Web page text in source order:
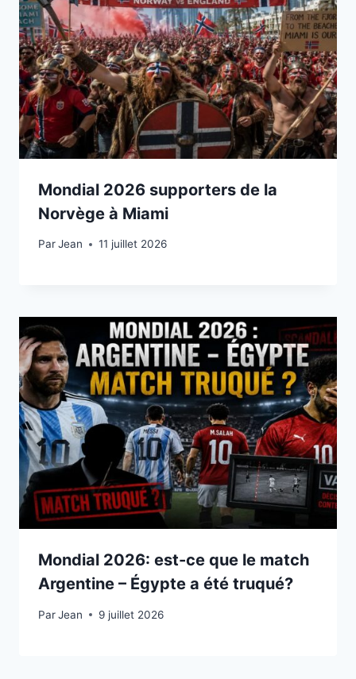
Mondial 2026 supporters de la
Norvège à Miami
ParJean
11 juillet 202611 juillet 2026
Mondial 2026: est-ce que le match
Argentine – Égypte a été truqué?
ParJean
9 juillet 20269 juillet 2026